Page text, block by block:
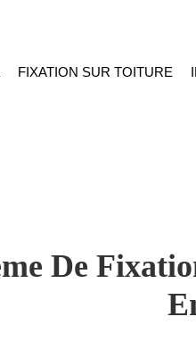
FIXATION SUR TOITURE
De